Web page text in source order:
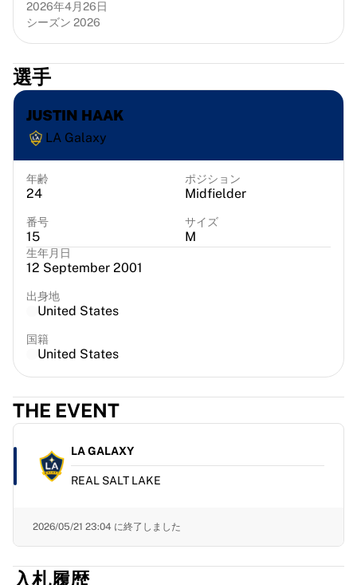
ベシクタシュ・ゲイン
フェネルバフチェ・バスケットボール
ヴィルトゥス・ボローニャ
グエッリ・ナポリ
その他のスポーツ
自転車競技
スーダル・クイックステップ
Netcompany INEOS
チーム・ジェイコ・アルウラ
自転車競技をすべて表示
ラグビー
フランス・ラグビー
グロスター・ラグビー
ASMクレルモン・オーヴェルニュ
ハーレクインズ
クリケット
イングランド・クリケット
西インド諸島
クリケット・アイルランド
オールボー・パイレーツ
NHLアラムナイ
2026年4月26日
シーズン 2026
選手
JUSTIN HAAK
LA Galaxy
年齢
24
ポジション
Midfielder
番号
15
サイズ
M
生年月日
12 September 2001
出身地
United States
国籍
United States
THE EVENT
LA GALAXY
REAL SALT LAKE
2026/05/21 23:04 に終了しました
入札履歴